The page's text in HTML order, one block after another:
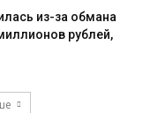
из-за обмана
рублей,